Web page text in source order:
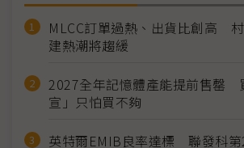
MLCC訂單過熱、出貨比創高
建熱潮將趨緩
2027全年記憶體產能提前售罄
宣」只怕買不夠
英特爾EMIB良率達標 聯發科第